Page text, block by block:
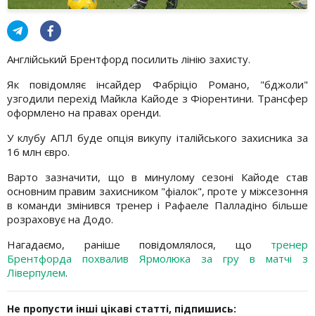
Англійський Брентфорд посилить лінію захисту.
Як повідомляє інсайдер Фабріціо Романо, "бджоли"
узгодили перехід Майкла Кайоде з Фіорентини. Трансфер
оформлено на правах оренди.
У клубу АПЛ буде опція викупу італійського захисника за
16 млн євро.
Варто зазначити, що в минулому сезоні Кайоде став
основним правим захисником "фіалок", проте у міжсезоння
в команди змінився тренер і Рафаеле Палладіно більше
розраховує на Додо.
Нагадаємо, раніше повідомлялося, що тренер
Брентфорда похвалив Ярмолюка за гру в матчі з
Ліверпулем.
Не пропусти інші цікаві статті, підпишись: